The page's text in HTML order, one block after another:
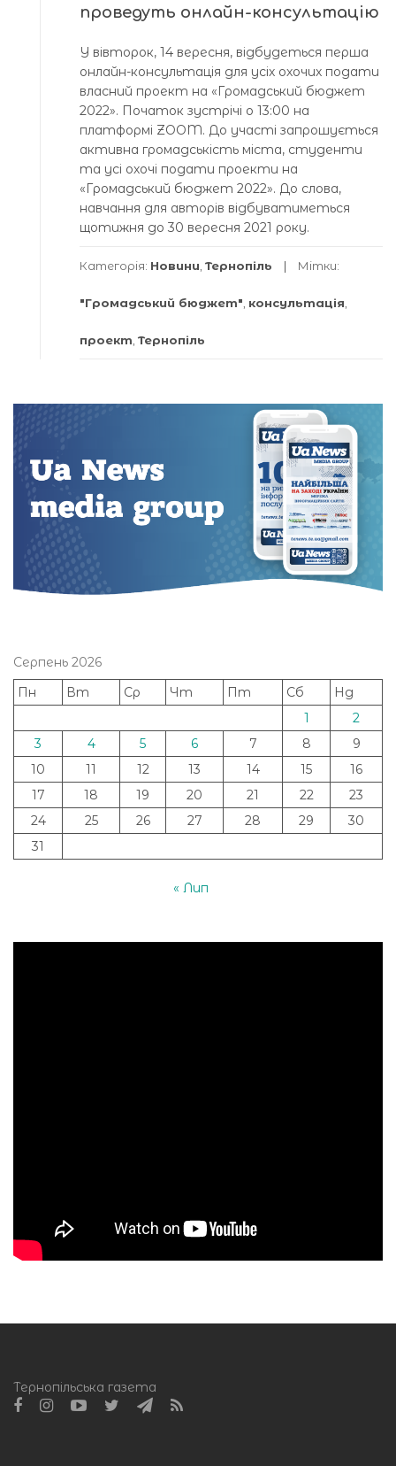
проведуть онлайн-консультацію
У вівторок, 14 вересня, відбудеться перша
онлайн-консультація для усіх охочих подати
власний проект на «Громадський бюджет
2022». Початок зустрічі о 13:00 на
платформі ZOOM. До участі запрошується
активна громадськість міста, студенти
та усі охочі подати проекти на
«Громадський бюджет 2022». До слова,
навчання для авторів відбуватиметься
щотижня до 30 вересня 2021 року.
Категорія: Новини Тернопіль Мітки:
"Громадський бюджет" консультація
проект Тернопіль
Серпень 2026
Пн
Вт Ср Чт Пт Сб
Нд
1
2
3
4 5 6 7 8
9
10
11 12 13 14 15
16
17
18 19 20 21 22
23
24
25 26 27 28 29
30
31
« Лип
Тернопільська газета